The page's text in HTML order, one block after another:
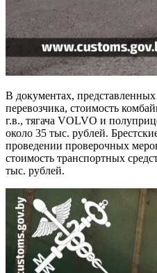
В документах,
перевозчика, стоимость
г.в., тягача VOLVO и
около 35 тыс. рублей.
проведении проверочных
стоимость транспортных
тыс. рублей.